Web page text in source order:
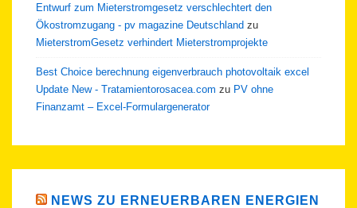
Entwurf zum Mieterstromgesetz verschlechtert den
Ökostromzugang - pv magazine Deutschland zu
MieterstromGesetz verhindert Mieterstromprojekte
Best Choice berechnung eigenverbrauch photovoltaik excel
Update New - Tratamientorosacea.com zu PV ohne
Finanzamt – Excel-Formulargenerator
NEWS ZU ERNEUERBAREN ENERGIEN